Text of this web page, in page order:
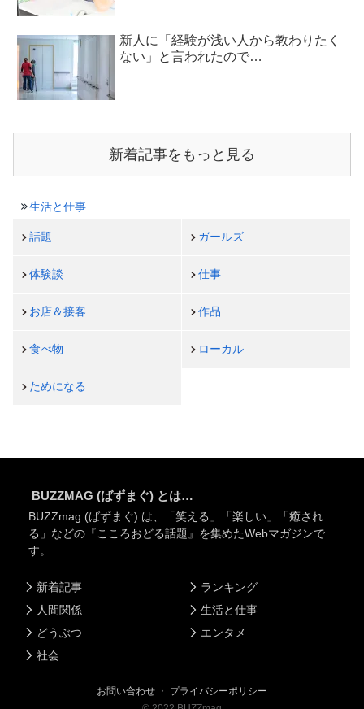
新人に「経験が浅い人から教わりたく
ない」と言われたので…
新着記事をもっと見る
生活と仕事
話題 ガールズ
体験談 仕事
お店＆接客 作品
食べ物 ローカル
ためになる
BUZZMAG (ばずまぐ) とは…
BUZZmag (ばずまぐ) は、「笑える」「楽しい」「癒され
る」などの『こころおどる話題』を集めたWebマガジンで
す。
新着記事
人間関係
どうぶつ
社会
ランキング
生活と仕事
エンタメ
お問い合わせ ・ プライバシーポリシー